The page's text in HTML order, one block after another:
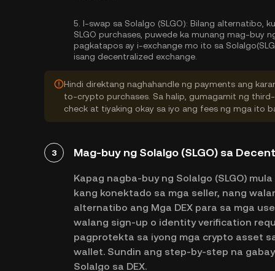
5. I-swap sa Solalgo (SLGO): Bilang alternatibo,
SLGO purchases, puwede ka munang mag-buy
pagkatapos ay i-exchange mo ito sa
isang decentralized exchange.
Hindi direktang naghahandle ng payments ang
to-crypto purchases. Sa halip, gumagamit ng
check at tiyaking okay sa iyo ang fees ng mga ito
3 Mag-buy ng Solalgo (SLGO) sa
Kapag nagba-buy ng Solalgo (SLGO)
kang konektado sa mga seller, nang
alternatibo ang Mga DEX para sa mga
walang sign-up o identity verification
pagprotekta sa iyong mga crypto asset
wallet. Sundin ang step-by-step na
Solalgo sa DEX.